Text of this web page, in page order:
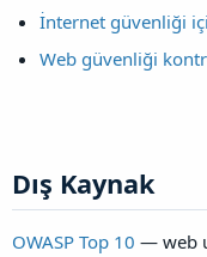
İnternet güvenliği
Web güvenliği
Dış Kaynak​
OWASP Top 10 — web